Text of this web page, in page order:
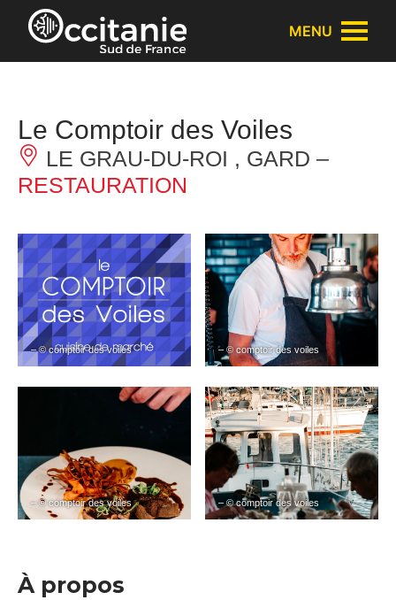
Panneau de gestion des cookies
MENU
Le Comptoir des Voiles
LE GRAU-DU-ROI , GARD –
RESTAURATION
– © comptoir des voiles – © comptoir des voiles
– © comptoir des voiles – © comptoir des voiles
À propos